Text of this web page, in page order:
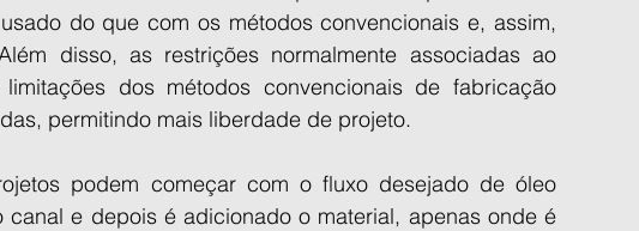
do que com os métodos convencionais e, assim,
disso, as restrições normalmente associadas ao
dos métodos convencionais de fabricação
permitindo mais liberdade de projeto.
podem começar com o fluxo desejado de óleo
canal e depois é adicionado o material, apenas onde é